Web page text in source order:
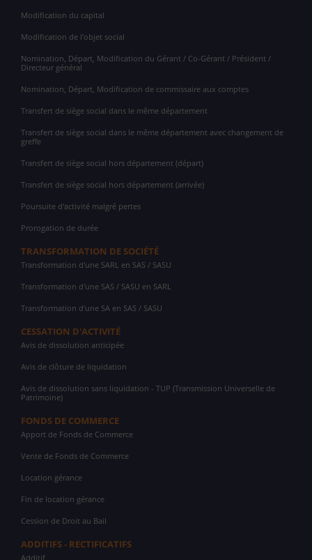
Modification du capital
Modification de l'objet social
Nomination, Départ, Modification du Gérant / Co-Gérant / Président /
Directeur général
Nomination, Départ, Modification de commissaire aux comptes
Transfert de siège social dans le même département
Transfert de siège social dans le même département avec changement de
greffe
Transfert de siège social hors département (départ)
Transfert de siège social hors département (arrivée)
Poursuite d'activité malgré pertes
Prorogation de durée
TRANSFORMATION DE SOCIÉTÉ
Transformation d'une SARL en SAS / SASU
Transformation d'une SAS / SASU en SARL
Transformation d'une SA en SAS / SASU
CESSATION D'ACTIVITÉ
Avis de dissolution anticipée
Avis de clôture de liquidation
Avis de dissolution sans liquidation - TUP (Transmission Universelle de
Patrimoine)
FONDS DE COMMERCE
Apport de Fonds de Commerce
Vente de Fonds de Commerce
Location gérance
Fin de location gérance
Cession de Droit au Bail
ADDITIFS - RECTIFICATIFS
Additif